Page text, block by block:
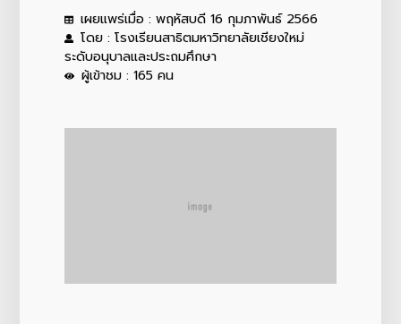
เผยแพร่เมื่อ : พฤหัสบดี 16 กุมภาพันธ์ 2566
โดย : โรงเรียนสาธิตมหาวิทยาลัยเชียงใหม่
ระดับอนุบาลและประถมศึกษา
ผู้เข้าชม : 165 คน